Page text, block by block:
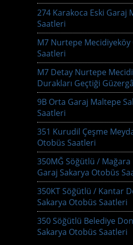
274 Karakoca Eski Garaj
Saatleri
M7 Nurtepe Mecidiyeköy
Saatleri
M7 Detay Nurtepe
Durakları Geçtiği
9B Orta Garaj Maltepe
Saatleri
351 Kurudil Çeşme
Otobüs Saatleri
350MĞ Söğütlü / Mağara
Garaj Sakarya Otobüs
350KT Söğütlü / Kantar
Sakarya Otobüs Saatleri
350 Söğütlü Belediye
Sakarya Otobüs Saatleri